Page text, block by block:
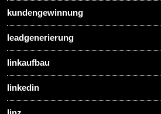
kundengewinnung
leadgenerierung
linkaufbau
linkedin